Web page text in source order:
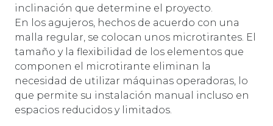
inclinación que determine el proyecto.
En los agujeros, hechos de acuerdo con una
malla regular, se colocan unos microtirantes. El
tamaño y la flexibilidad de los elementos que
componen el microtirante eliminan la
necesidad de utilizar máquinas operadoras, lo
que permite su instalación manual incluso en
espacios reducidos y limitados.